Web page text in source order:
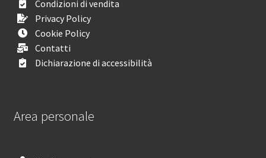
Condizioni di vendita
Privacy Policy
Cookie Policy
Contatti
Dichiarazione di accessibilità
Area personale